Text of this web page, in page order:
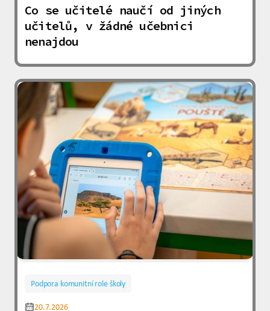
Co se učitelé naučí od jiných
učitelů, v žádné učebnici
nenajdou
Podpora komunitní role školy
20.7.2026